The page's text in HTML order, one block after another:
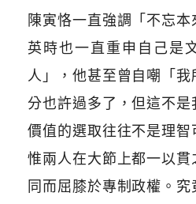
陳寅恪一直強調「不忘
英時也一直重申自己是
人」，他甚至曾自嘲「
分也許過多了，但這不是
價值的選取往往不是理智
惟兩人在大節上都一以
同而屈膝於專制政權。